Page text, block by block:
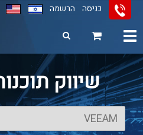
11
12
13
כניסה הרשמה
Toggle
שיווק